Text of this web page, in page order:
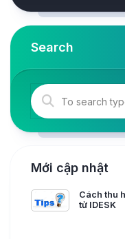
Search
Mới cập nhật
Cách thu
tử IDESK